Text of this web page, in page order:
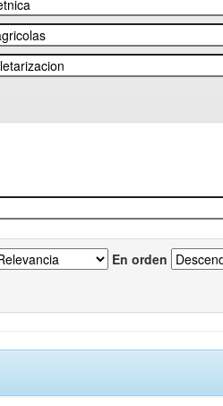
En orden